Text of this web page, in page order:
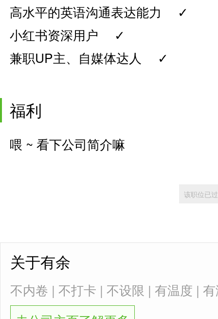
高水平的英语沟通表达能力 ✓
小红书资深用户 ✓
兼职UP主、自媒体达人 ✓
福利
喂 ~ 看下公司简介嘛
该职位已
关于有余
不内卷 | 不打卡 | 不设限 | 有温度 |